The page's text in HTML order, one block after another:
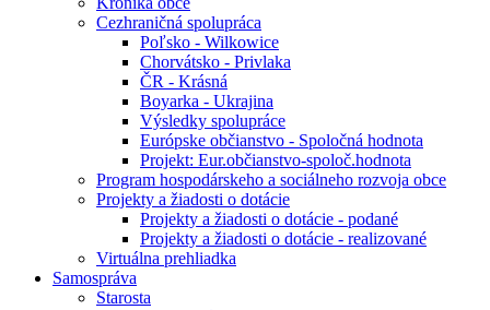
Cezhraničná spolupráca
Poľsko - Wilkowice
Chorvátsko - Privlaka
ČR - Krásná
Boyarka - Ukrajina
Výsledky spolupráce
Európske občianstvo - Spoločná hodnota
Projekt: Eur.občianstvo-spoloč.hodnota
Program hospodárskeho a sociálneho rozvoja obce
Projekty a žiadosti o dotácie
Projekty a žiadosti o dotácie - podané
Projekty a žiadosti o dotácie - realizované
Virtuálna prehliadka
Samospráva
Starosta